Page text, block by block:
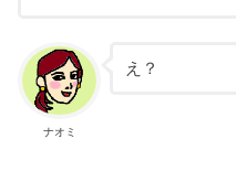
ナオミ
え？